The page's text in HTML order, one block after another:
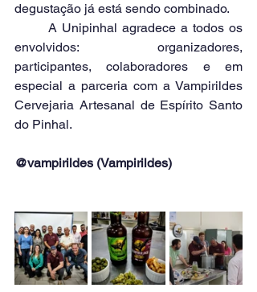
degustação já está sendo combinado.
envolvidos: organizadores,
participantes, colaboradores e em
especial a parceria com a Vampirildes
Cervejaria Artesanal de Espírito Santo
do Pinhal.
@vampirildes (Vampirildes)